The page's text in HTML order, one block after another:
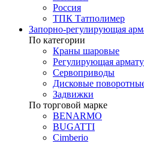
Россия
ТПК Татполимер
Запорно-регулирующая
По категории
Краны шаровые
Регулирующая
Сервоприводы
Дисковые
Задвижки
По торговой марке
BENARMO
BUGATTI
Cimberio